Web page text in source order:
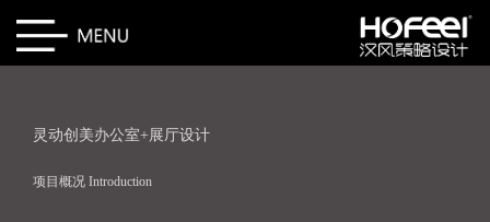
灵动创美办公室+展厅设计
项目概况 Introduction